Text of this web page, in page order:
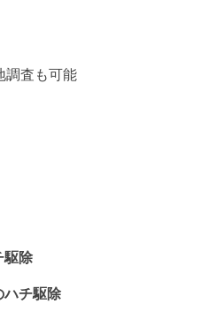
調査も可能
駆除
ハチ駆除